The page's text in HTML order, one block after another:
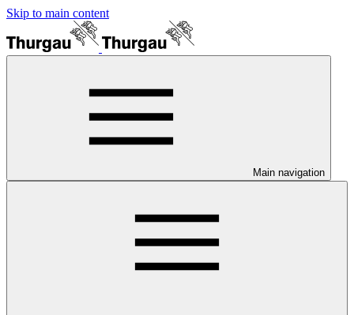
Skip to main content
Main navigation